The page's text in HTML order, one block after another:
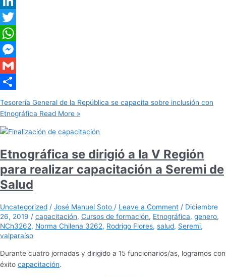
LinkedIn
Twitter
WhatsApp
Messenger
Gmail
Share
Tesorería General de la República se capacita sobre inclusión con
Etnográfica Read More »
Etnográfica se dirigió a la V Región
para realizar capacitación a Seremi de
Salud
Uncategorized / José Manuel Soto / Leave a Comment / Diciembre
26, 2019 / capacitación, Cursos de formación, Etnográfica, genero,
NCh3262, Norma Chilena 3262, Rodrigo Flores, salud, Seremi,
valparaíso
Durante cuatro jornadas y dirigido a 15 funcionarios/as, logramos con
éxito capacitación.